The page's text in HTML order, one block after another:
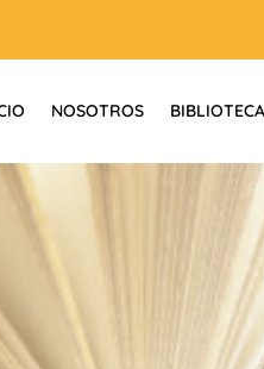
NOSOTROS BIBLIOTECA